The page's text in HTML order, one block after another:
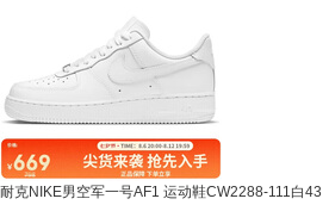
耐克NIKE男空军一号AF1 运动鞋CW2288-111白43